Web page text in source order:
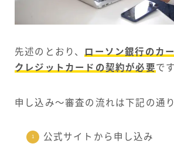
先述のとおり、 ローソン銀行のカ
クレジットカードの契約が必要です
申し込み～審査の流れは下記の通
公式サイトから申し込み